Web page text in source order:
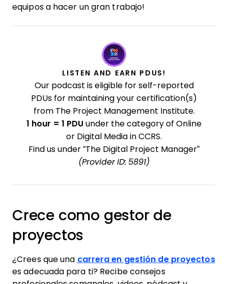
equipos a hacer un gran trabajo!
LISTEN AND EARN PDUS!
Our podcast is eligible for self-reported
PDUs for maintaining your certification(s)
from The Project Management Institute.
1 hour = 1 PDU under the category of Online
or Digital Media in CCRS.
Find us under “The Digital Project Manager”
(Provider ID: 5891)
Crece como gestor de
proyectos
¿Crees que una carrera en gestión de proyectos
es adecuada para ti? Recibe consejos